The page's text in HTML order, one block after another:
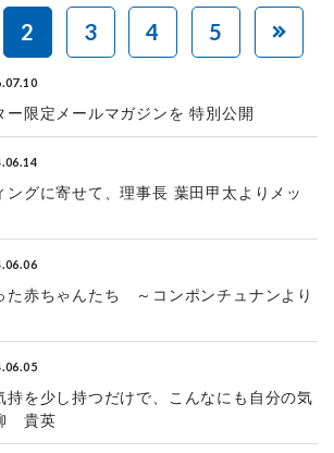
2 3 4 5
ー限定メールマガジンを 特別公開
ングに寄せて、理事長 葉田甲太よりメッ
た赤ちゃんたち ～コンポンチュナンより
持を少し持つだけで、こんなにも自分の気
貴英